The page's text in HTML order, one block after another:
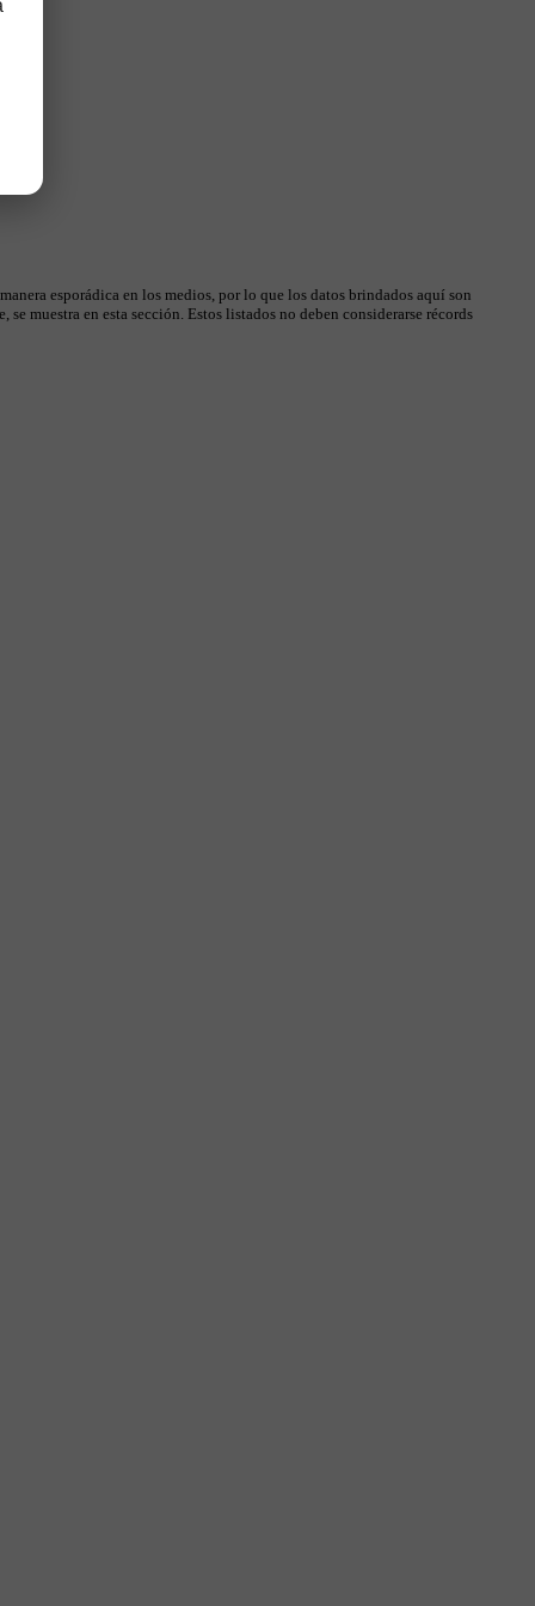
esporádica en los medios, por lo que los datos brindados aquí son
muestra en esta sección. Estos listados no deben considerarse récords